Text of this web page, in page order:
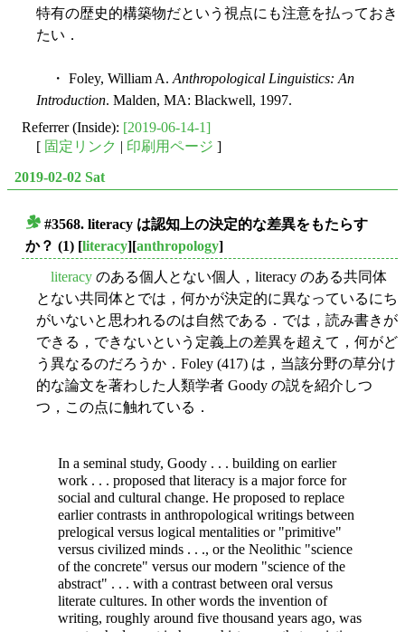
特有の歴史的構築物だという視点にも注意を払っておき
たい．
・ Foley, William A. Anthropological Linguistics: An
Introduction. Malden, MA: Blackwell, 1997.
Referrer (Inside): [2019-06-14-1]
[ 固定リンク | 印刷用ページ ]
2019-02-02 Sat
#3568. literacy は認知上の決定的な差異をもたらす
か？ (1) [literacy][anthropology]
literacy のある個人とない個人，literacy のある共同体
とない共同体とでは，何かが決定的に異なっているにち
がいないと思われるのは自然である．では，読み書きが
できる，できないという定義上の差異を超えて，何がど
う異なるのだろうか．Foley (417) は，当該分野の草分け
的な論文を著わした人類学者 Goody の説を紹介しつ
つ，この点に触れている．
In a seminal study, Goody . . . building on earlier
work . . . proposed that literacy is a major force for
social and cultural change. He proposed to replace
earlier contrasts in anthropological writings between
prelogical versus logical mentalities or "primitive"
versus civilized minds . . ., or the Neolithic "science
of the concrete" versus our modern "science of the
abstract" . . . with a contrast between oral versus
literate cultures. In other words the invention of
writing, roughly around five thousand years ago, was